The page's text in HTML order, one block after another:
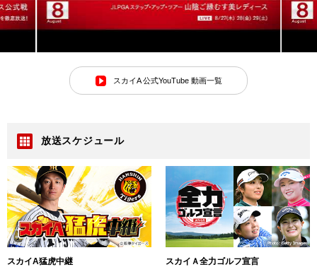
放送スケジュール
スカイA猛虎中継 スカイＡ全力ゴルフ宣言
スカイA 公式YouTube 動画一覧